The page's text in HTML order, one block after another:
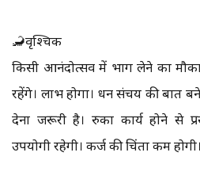
🦂वृश्चिक
किसी आनंदोत्सव में भाग लेने का
रहेंगे। लाभ होगा। धन संचय की बात
देना जरूरी है। रुका कार्य होने से
उपयोगी रहेगी। कर्ज की चिंता कम होगी।